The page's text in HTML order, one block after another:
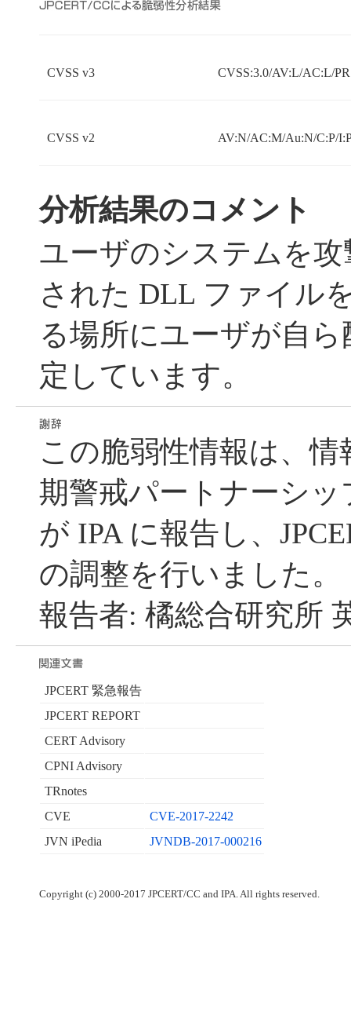
CVSS v3 CVSS:3.0/AV:L/AC:L/
CVSS v2 AV:N/AC:M/Au:N/C:P/
分析結果のコメント
ユーザのシステムを
された DLL ファイル
る場所にユーザが自
定しています。
この脆弱性情報は、
期警戒パートナーシ
が IPA に報告し、
の調整を行いました。
報告者: 橘総合研究所
JPCERT 緊急報告
JPCERT REPORT
CERT Advisory
CPNI Advisory
TRnotes
CVE
CVE-2017-2242
JVN iPedia
JVNDB-2017-000216
Copyright (c) 2000-2017 JPCERT/CC and IPA. All rights reserved.